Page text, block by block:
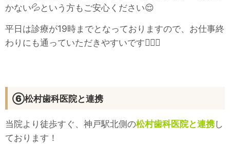
かない💦という方もご安心ください😌
平日は診療が19時までとなっておりますので、お仕事終
わりにも通っていただきやすいです🚶‍♀️✨
⑥松村歯科医院と連携
当院より徒歩すぐ、神戸駅北側の松村歯科医院と連携し
ております！